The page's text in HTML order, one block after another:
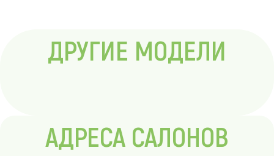
ДРУГИЕ МОДЕЛИ
АДРЕСА САЛОНОВ